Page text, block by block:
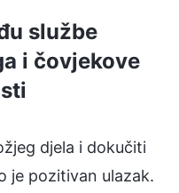
službe
i čovjekove
djela i dokučiti
je pozitivan ulazak.